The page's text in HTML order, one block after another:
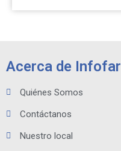
Acerca de Infofar
Quiénes Somos
Contáctanos
Nuestro local